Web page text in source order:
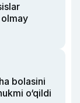
bolasini
o‘qildi